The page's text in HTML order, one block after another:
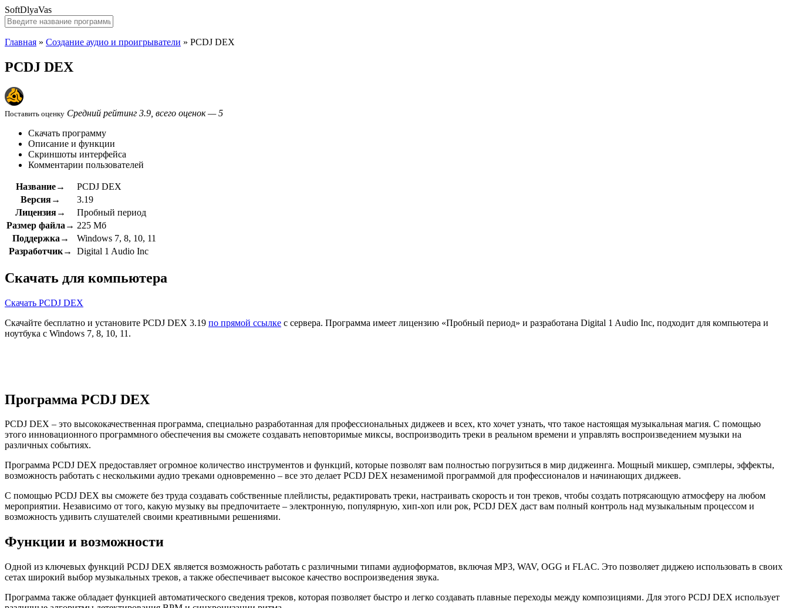
SoftDlyaVas
Главная » Создание аудио и проигрыватели » PCDJ DEX
PCDJ DEX
Поставить оценку Средний рейтинг 3.9, всего оценок — 5
Скачать программу
Описание и функции
Скриншоты интерфейса
Комментарии пользователей
Название→
PCDJ DEX
Версия→
3.19
Лицензия→
Пробный период
Размер файла→ 225 Мб
Поддержка→
Windows 7, 8, 10, 11
Разработчик→
Digital 1 Audio Inc
Скачать для компьютера
Скачать PCDJ DEX
Скачайте бесплатно и установите PCDJ DEX 3.19 по прямой ссылке с сервера. Программа имеет лицензию «Пробный период» и разработана Digital 1 Audio Inc, подходит для компьютера и
ноутбука с Windows 7, 8, 10, 11.
Программа PCDJ DEX
PCDJ DEX – это высококачественная программа, специально разработанная для профессиональных диджеев и всех, кто хочет узнать, что такое настоящая музыкальная магия. С помощью
этого инновационного программного обеспечения вы сможете создавать неповторимые миксы, воспроизводить треки в реальном времени и управлять воспроизведением музыки на
различных событиях.
Программа PCDJ DEX предоставляет огромное количество инструментов и функций, которые позволят вам полностью погрузиться в мир диджеинга. Мощный микшер, сэмплеры, эффекты,
возможность работать с несколькими аудио треками одновременно – все это делает PCDJ DEX незаменимой программой для профессионалов и начинающих диджеев.
С помощью PCDJ DEX вы сможете без труда создавать собственные плейлисты, редактировать треки, настраивать скорость и тон треков, чтобы создать потрясающую атмосферу на любом
мероприятии. Независимо от того, какую музыку вы предпочитаете – электронную, популярную, хип-хоп или рок, PCDJ DEX даст вам полный контроль над музыкальным процессом и
возможность удивить слушателей своими креативными решениями.
Функции и возможности
Одной из ключевых функций PCDJ DEX является возможность работать с различными типами аудиоформатов, включая MP3, WAV, OGG и FLAC. Это позволяет диджею использовать в своих
сетах широкий выбор музыкальных треков, а также обеспечивает высокое качество воспроизведения звука.
Программа также обладает функцией автоматического сведения треков, которая позволяет быстро и легко создавать плавные переходы между композициями. Для этого PCDJ DEX использует